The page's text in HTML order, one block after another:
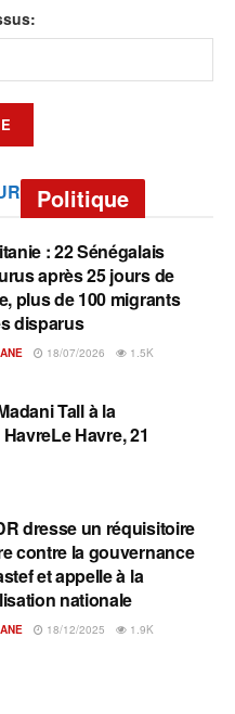
Politique
: 22 Sénégalais
après 25 jours de
plus de 100 migrants
disparus
18/07/2026 1.5K
Tall à la
Havre, 21
dresse un réquisitoire
contre la gouvernance
et appelle à la
nationale
18/12/2025 1.9K